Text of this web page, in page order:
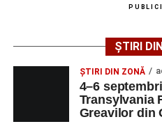
Urmărește-ne
Ultimele știri din
ȘTIRI
ȘTIRI DIN ZONĂ
4–6
Transylvania
Greavilor din